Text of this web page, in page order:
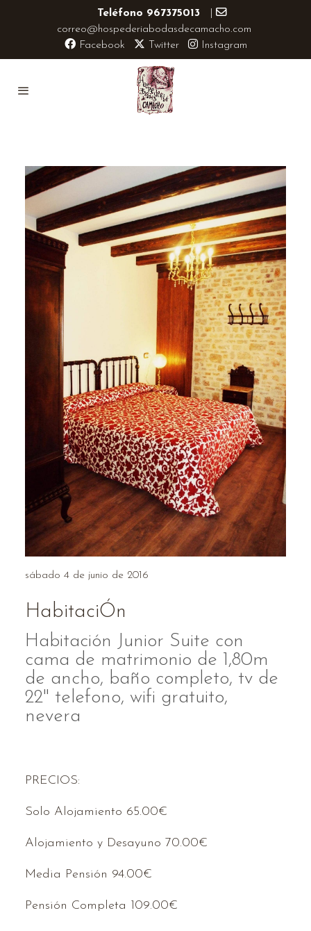
Teléfono 967375013
correo@hospederiabodasdecamacho.com
Facebook
Twitter Instagram
sábado 4 de junio de 2016
HabitaciÓn
Habitación Junior Suite con
cama de matrimonio de 1,80m
de ancho, baño completo, tv de
22" telefono, wifi gratuito,
nevera
PRECIOS:
Solo Alojamiento 65.00€
Alojamiento y Desayuno 70.00€
Media Pensión 94.00€
Pensión Completa 109.00€